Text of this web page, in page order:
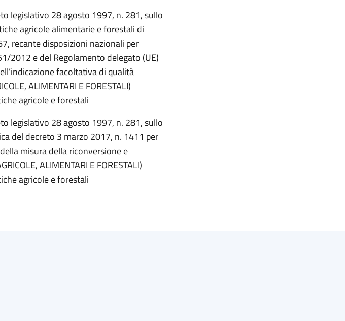
legislativo 28 agosto 1997, n. 281, sullo
agricole alimentarie e forestali di
recante disposizioni nazionali per
2012 e del Regolamento delegato (UE)
facoltativa di qualità
ALIMENTARI E FORESTALI)
agricole e forestali
legislativo 28 agosto 1997, n. 281, sullo
del decreto 3 marzo 2017, n. 1411 per
misura della riconversione e
ALIMENTARI E FORESTALI)
agricole e forestali